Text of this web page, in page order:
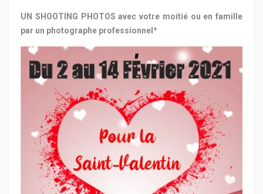
UN SHOOTING PHOTOS avec votre moitié ou en famille
par un photographe professionnel*